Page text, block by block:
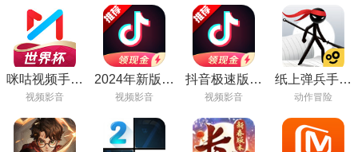
咪咕视频手机
版下载
视频影音
2024年新版免
费抖音极速版
视频影音
抖音极速版官
方正版安装领
视频影音
纸上弹兵手游
下载
动作冒险